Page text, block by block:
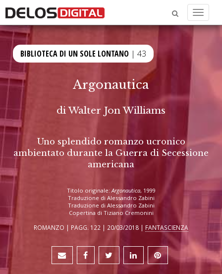
Menu
BIBLIOTECA DI UN SOLE LONTANO | 43
Argonautica
diWalter Jon Williams
Uno splendido romanzo ucronico
ambientato durante la Guerra di Secessione
americana
Titolo originale:Argonautica, 1999
Traduzione di Alessandro Zabini
Traduzione di Alessandro Zabini
Copertina di Tiziano Cremonini
ROMANZO | PAGG. 122 | 20/03/2018 | FANTASCIENZA